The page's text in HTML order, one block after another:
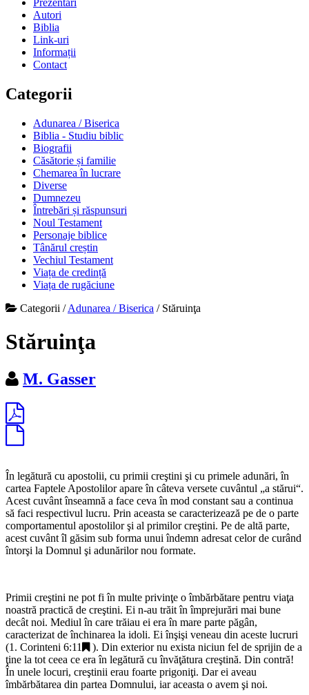
Prezentări
Autori
Biblia
Link-uri
Informații
Contact
Categorii
Adunarea / Biserica
Biblia - Studiu biblic
Biografii
Căsătorie și familie
Chemarea în lucrare
Diverse
Dumnezeu
Întrebări și răspunsuri
Noul Testament
Personaje biblice
Tânărul creștin
Vechiul Testament
Viața de credință
Viața de rugăciune
Categorii /Adunarea / Biserica / Stăruinţa
Stăruinţa
M. Gasser
În legătură cu apostolii, cu primii creştini şi cu primele adunări, în
cartea Faptele Apostolilor apare în câteva versete cuvântul „a stărui“.
Acest cuvânt înseamnă a face ceva în mod constant sau a continua
să faci respectivul lucru. Prin aceasta se caracterizează pe de o parte
comportamentul apostolilor şi al primilor creştini. Pe de altă parte,
acest cuvânt îl găsim sub forma unui îndemn adresat celor de curând
întorşi la Domnul şi adunărilor nou formate.
Primii creştini ne pot fi în multe privinţe o îmbărbătare pentru viaţa
noastră practică de creştini. Ei n-au trăit în împrejurări mai bune
decât noi. Mediul în care trăiau ei era în mare parte păgân,
caracterizat de închinarea la idoli. Ei înşişi veneau din aceste lucruri
(1. Corinteni 6:11
). Din exterior nu exista niciun fel de sprijin de a
ţine la tot ceea ce era în legătură cu învăţătura creştină. Din contră!
În unele locuri, creştinii erau foarte prigoniţi. Dar ei aveau
îmbărbătarea din partea Domnului, iar aceasta o avem şi noi.